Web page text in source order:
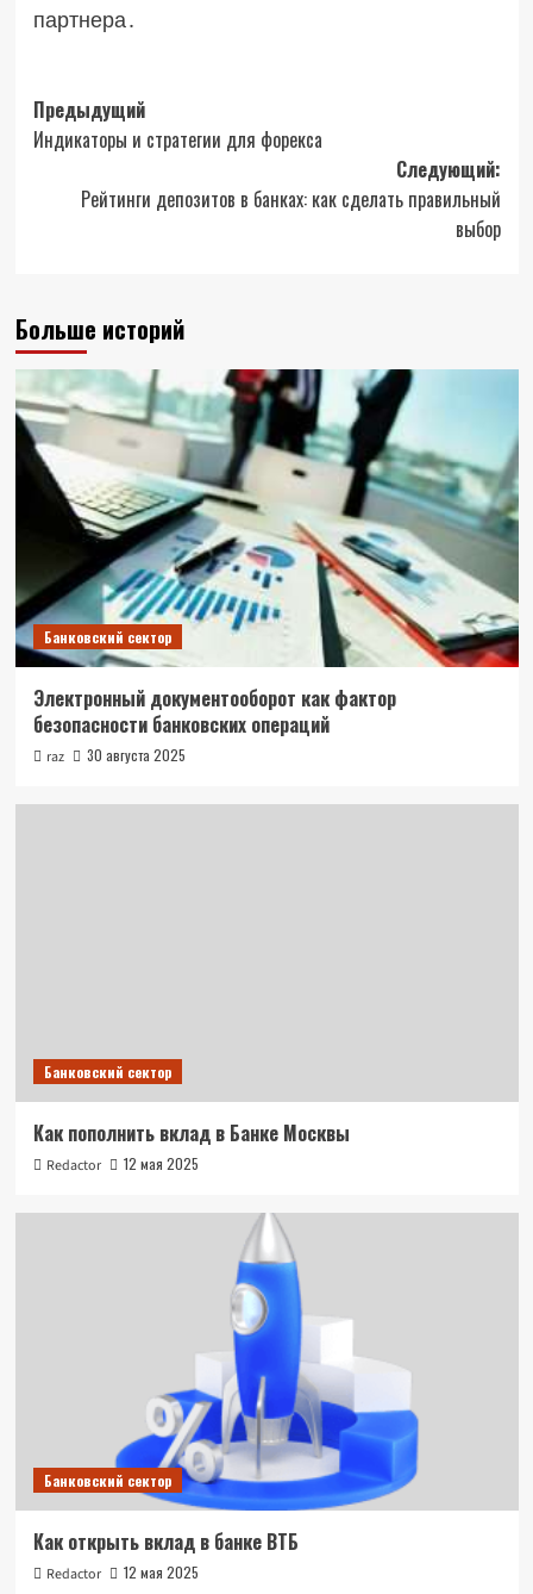
партнера․
Навигация
записи
Предыдущий
Индикаторы и стратегии для форекса
Следующий:
Рейтинги депозитов в банках: как сделать правильный
выбор
Больше историй
Банковский сектор
Электронный документооборот как фактор
безопасности банковских операций
raz 30 августа 2025
Банковский сектор
Как пополнить вклад в Банке Москвы
Redactor 12 мая 2025
Банковский сектор
Как открыть вклад в банке ВТБ
Redactor 12 мая 2025